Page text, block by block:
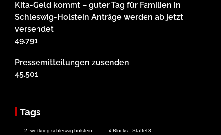
Kita-Geld kommt – guter Tag für Familien in
Schleswig-Holstein Anträge werden ab jetzt
versendet
49.791
Pressemitteilungen zusenden
45.501
Tags
2. weltkrieg schleswig-holstein 4 Blocks - Staffel 3